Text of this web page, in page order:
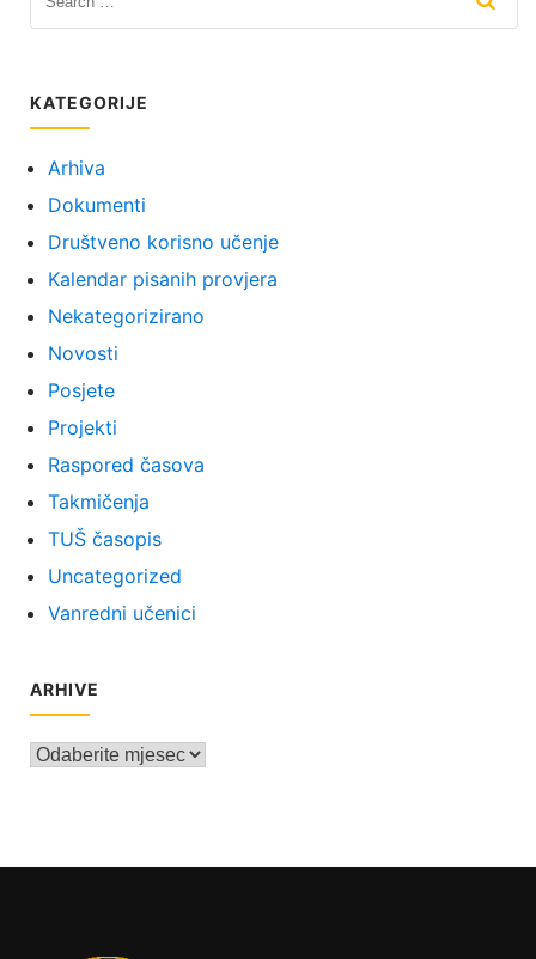
KATEGORIJE
Arhiva
Dokumenti
Društveno korisno učenje
Kalendar pisanih provjera
Nekategorizirano
Novosti
Posjete
Projekti
Raspored časova
Takmičenja
TUŠ časopis
Uncategorized
Vanredni učenici
ARHIVE
Arhive